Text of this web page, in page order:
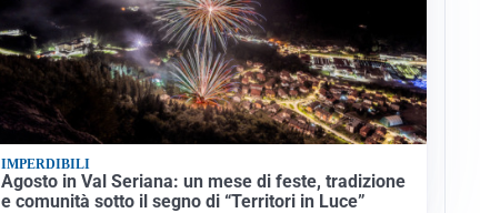
IMPERDIBILI
Agosto in Val Seriana: un mese di feste, tradizione
e comunità sotto il segno di “Territori in Luce”